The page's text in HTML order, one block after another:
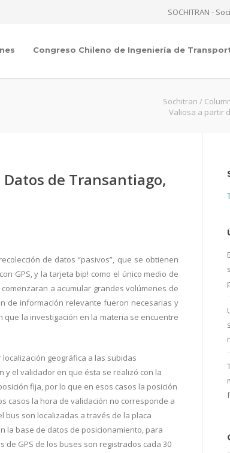
SOCHITRAN -
Congreso Chileno de Ingeniería de
Sochitran /
Valiosa a partir
de Transantiago,
de datos “pasivos”, que se obtienen
GPS, y la tarjeta bip! como el único medio de
a acumular grandes volúmenes de
de información relevante fueron necesarias y
la investigación en la materia se encuentre
geográfica a las subidas
y el validador en que ésta se realizó con la
fija, por lo que en esos casos la posición
casos la hora de validación no corresponde a
bus son localizadas a través de la placa
la base de datos de posicionamiento, para
GPS de los buses son registrados cada 30